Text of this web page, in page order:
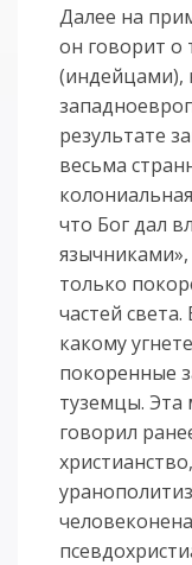
Далее на
он говорит о
(индейцами),
результате
весьма
что Бог дал
только
частей
какому
покоренные
туземцы. Эта
говорил